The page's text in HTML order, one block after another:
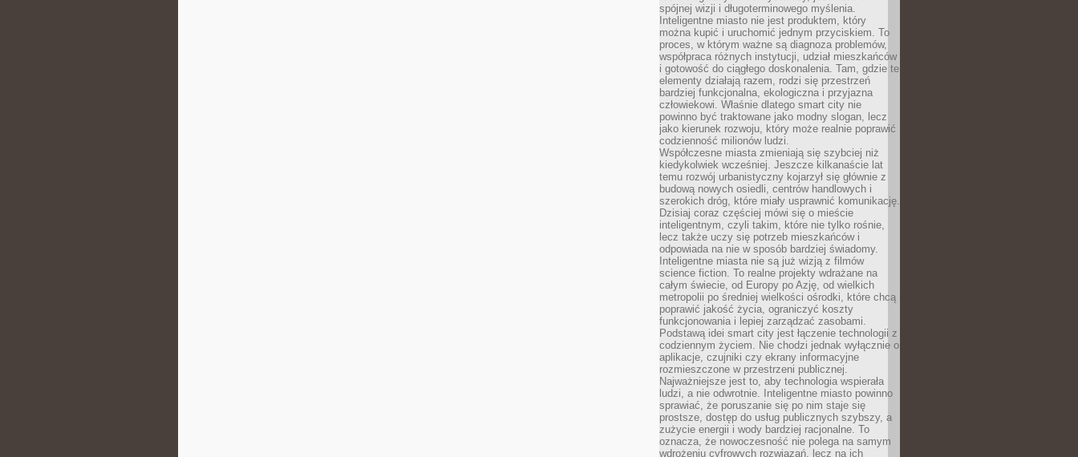
spójnej wizji i długoterminowego myślenia.
Inteligentne miasto nie jest produktem, który
można kupić i uruchomić jednym przyciskiem. To
proces, w którym ważne są diagnoza problemów,
współpraca różnych instytucji, udział mieszkańców
i gotowość do ciągłego doskonalenia. Tam, gdzie te
elementy działają razem, rodzi się przestrzeń
bardziej funkcjonalna, ekologiczna i przyjazna
człowiekowi. Właśnie dlatego smart city nie
powinno być traktowane jako modny slogan, lecz
jako kierunek rozwoju, który może realnie poprawić
codzienność milionów ludzi.
Współczesne miasta zmieniają się szybciej niż
kiedykolwiek wcześniej. Jeszcze kilkanaście lat
temu rozwój urbanistyczny kojarzył się głównie z
budową nowych osiedli, centrów handlowych i
szerokich dróg, które miały usprawnić komunikację.
Dzisiaj coraz częściej mówi się o mieście
inteligentnym, czyli takim, które nie tylko rośnie,
lecz także uczy się potrzeb mieszkańców i
odpowiada na nie w sposób bardziej świadomy.
Inteligentne miasta nie są już wizją z filmów
science fiction. To realne projekty wdrażane na
całym świecie, od Europy po Azję, od wielkich
metropolii po średniej wielkości ośrodki, które chcą
poprawić jakość życia, ograniczyć koszty
funkcjonowania i lepiej zarządzać zasobami.
Podstawą idei smart city jest łączenie technologii z
codziennym życiem. Nie chodzi jednak wyłącznie o
aplikacje, czujniki czy ekrany informacyjne
rozmieszczone w przestrzeni publicznej.
Najważniejsze jest to, aby technologia wspierała
ludzi, a nie odwrotnie. Inteligentne miasto powinno
sprawiać, że poruszanie się po nim staje się
prostsze, dostęp do usług publicznych szybszy, a
zużycie energii i wody bardziej racjonalne. To
oznacza, że nowoczesność nie polega na samym
wdrożeniu cyfrowych rozwiązań, lecz na ich